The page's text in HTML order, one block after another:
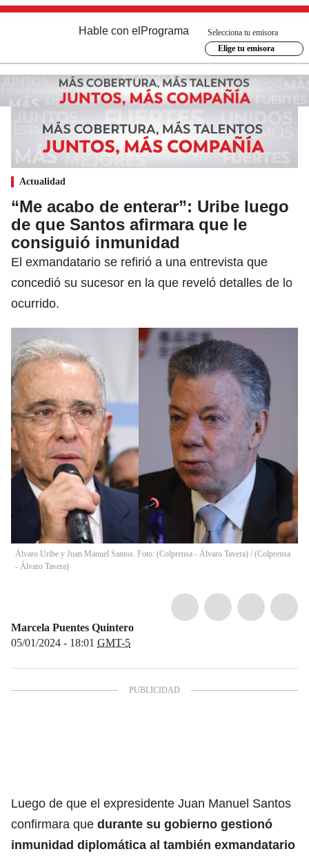
Hable con el Programa
Selecciona tu emisora
Elige tu emisora
Actualidad
“Me acabo de enterar”: Uribe luego
de que Santos afirmara que le
consiguió inmunidad
El exmandatario se refirió a una entrevista que
concedió su sucesor en la que reveló detalles de lo
ocurrido.
Álvaro Uribe y Juan Manuel Santos. Foto: (Colprensa - Álvaro Tavera) / (Colprensa
- Álvaro Tavera)
Marcela Puentes Quintero
05/01/2024 - 18:01 GMT-5
Luego de que el expresidente Juan Manuel Santos
confirmara que durante su gobierno gestionó
inmunidad diplomática al también exmandatario